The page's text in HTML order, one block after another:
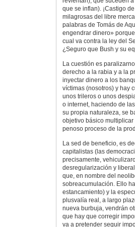
que se inflan). ¡Castigo
milagrosas del libre
palabras de Tomás de
engendrar dinero»
cual va contra la ley del
¿Seguro que Bush y su
La cuestión es
derecho a la rabia y a la
inyectar dinero a los
víctimas (nosotros) y hay
unos trileros o unos
o internet, haciendo de
su propia naturaleza, se
objetivo básico
penoso proceso de la
La sed de beneficio, es
capitalistas (las
precisamente,
desregularización y
que, en nombre del
sobreacumulación. Ello
estancamiento) y la
plusvalía real, a largo
nueva burbuja, vendrán
que hay que corregir
va a pretender seguir